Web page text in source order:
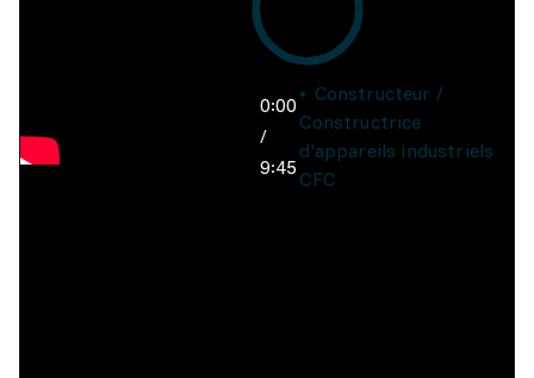
0:00
/
9:45
Constructeur /
Constructrice
d'appareils industriels
CFC